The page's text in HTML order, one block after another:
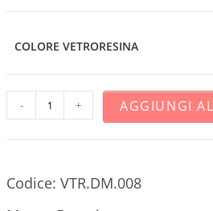
COLORE VETRORESINA
- + AGGIUNGI
Codice: VTR.DM.008